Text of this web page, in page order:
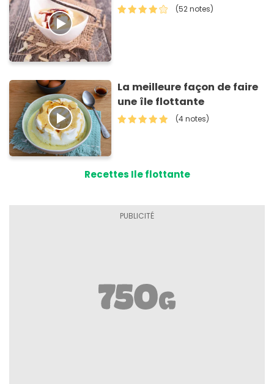
(52 notes)
La meilleure façon de faire
une île flottante
(4 notes)
Recettes Ile flottante